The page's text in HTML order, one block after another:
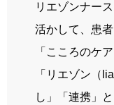
採用情報
病院ホーム
リエゾンナー
活かして、患
「こころのケ
「リエゾン（
し」「連携」